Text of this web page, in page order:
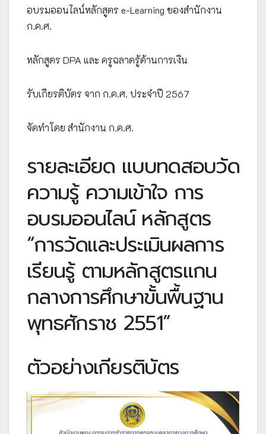
อบรมออนไลน์หลักสูตร e-Learning ของสำนักงาน
ก.ค.ศ.
หลักสูตร DPA และ ครูฉลาดรู้ด้านการเงิน
รับเกียรติบัตร จาก ก.ค.ศ. ประจำปี 2567
จัดทำโดย สำนักงาน ก.ค.ศ.
รายละเอียด แบบทดสอบวัด
ความรู้ ความเข้าใจ การ
อบรมออนไลน์ หลักสูตร
“การวัดและประเมินผลการ
เรียนรู้ ตามหลักสูตรแกน
กลางการศึกษาขั้นพื้นฐาน
พุทธศักราช 2551”
ตัวอย่างเกียรติบัตร